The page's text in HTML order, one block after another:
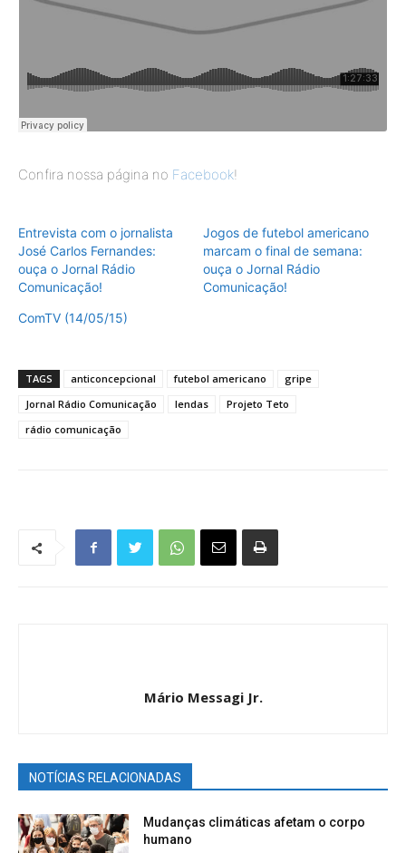
Confira nossa página no Facebook!
Entrevista com o jornalista
José Carlos Fernandes:
ouça o Jornal Rádio
Comunicação!
Jogos de futebol americano
marcam o final de semana:
ouça o Jornal Rádio
Comunicação!
ComTV (14/05/15)
TAGS anticoncepcional futebol americano
gripe
Jornal Rádio Comunicação
lendas
Projeto Teto
rádio comunicação
Mário Messagi Jr.
NOTÍCIAS RELACIONADAS
Mudanças climáticas afetam o corpo
humano